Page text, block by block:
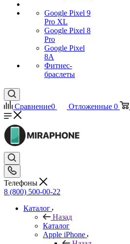
Google Pixel 9
Pro XL
Google Pixel 8
Pro
Google Pixel
8A
Фитнес-
браслеты
Сравнение0 Отложенные 0
Телефоны
8 (800) 500-00-22
Каталог
Назад
Каталог
Apple iPhone